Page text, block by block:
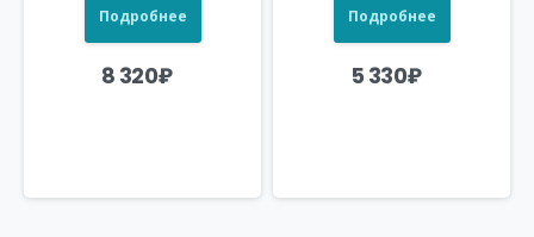
Подробнее
8 320₽
Подробнее
5 330₽